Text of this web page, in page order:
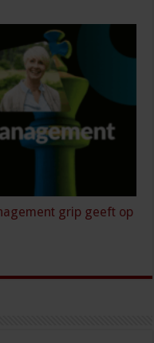
grip geeft op